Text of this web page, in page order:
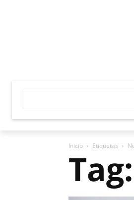
Inicio Etiquetas